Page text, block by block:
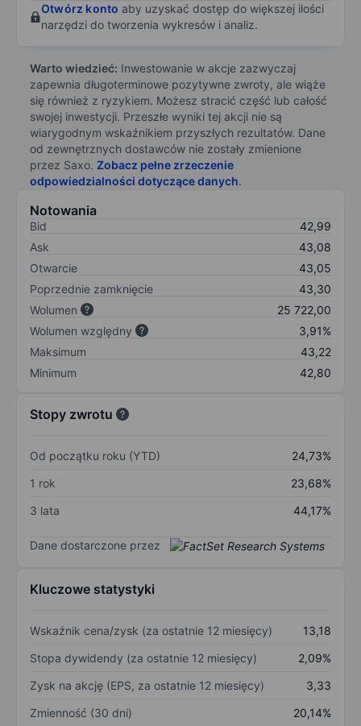
Otwórz konto aby uzyskać dostęp do większej ilości
narzędzi do tworzenia wykresów i analiz.
Warto wiedzieć: Inwestowanie w akcje zazwyczaj
zapewnia długoterminowe pozytywne zwroty, ale wiąże
się również z ryzykiem. Możesz stracić część lub całość
swojej inwestycji. Przeszłe wyniki tej akcji nie są
wiarygodnym wskaźnikiem przyszłych rezultatów. Dane
od zewnętrznych dostawców nie zostały zmienione
przez Saxo. Zobacz pełne zrzeczenie
odpowiedzialności dotyczące danych.
Notowania
Bid
42,99
Ask
43,08
Otwarcie
43,05
Poprzednie zamknięcie
43,30
Wolumen
25 722,00
Wolumen względny
3,91%
Maksimum
43,22
Minimum
42,80
Stopy zwrotu
Od początku roku (YTD)
24,73%
1 rok
23,68%
3 lata
44,17%
Dane dostarczone przez
Kluczowe statystyki
Wskaźnik cena/zysk (za ostatnie 12 miesięcy)
13,18
Stopa dywidendy (za ostatnie 12 miesięcy)
2,09%
Zysk na akcję (EPS, za ostatnie 12 miesięcy)
3,33
Zmienność (30 dni)
20,14%